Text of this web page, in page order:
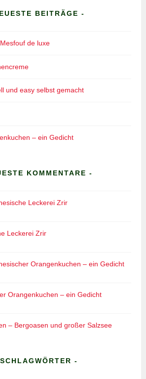
BEITRÄGE -
de luxe
und easy selbst gemacht
– ein Gedicht
KOMMENTARE -
Leckerei Zrir
Leckerei Zrir
Orangenkuchen – ein Gedicht
Orangenkuchen – ein Gedicht
– Bergoasen und großer Salzsee
-